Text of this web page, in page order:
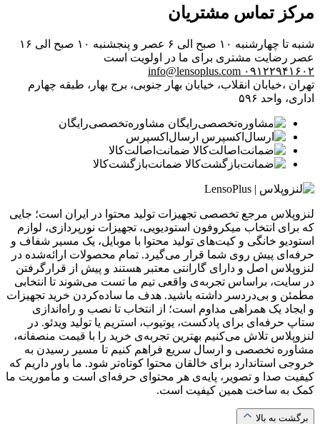
مرکز تماس مشتریان
شنبه تا چهارشنبه ۱۰ صبح الی ۶ عصر و پنجشنبه ۱۰ صبح الی ۱۶
عصر رضایت مشتری برای ما در اولویت است
۰۹۱۲۲۹۴۱۶۰۲ info@lensoplus.com
تهران ،خیابان انقلاب، خیابان بهار جنوبی، برج بهار، طبقه چهارم
اداری، واحد ۵۹۶
مشاوره‌تخصصی‌رایگان
ارسال‌اکسپرس
ضمانت‌اصالت‌کالا
ضمانت‌بازگشت‌کالا
لنزوپلاس مرجع تخصصی تجهیزات تولید محتوا در ایران است؛ جایی
که برای انتخاب میکروفون استودیویی، تجهیزات نورپردازی، لوازم
استودیو خانگی و کیت‌های تولید محتوا با موبایل، یک مسیر شفاف و
حرفه‌ای پیش روی شما قرار می‌گیرد. تمام محصولات ارائه‌شده در
لنزوپلاس اصل و دارای گارانتی معتبر هستند و پیش از قرارگرفتن
در سایت، براساس تجربه‌ی واقعی تیم ما تست می‌شوند تا انتخابی
مطمئن و بی‌دردسر داشته باشید. هدف ما ساده‌کردن خرید تجهیزات
و ایجاد یک همراهی مداوم است؛ از انتخاب تا نصب و راه‌اندازی
ستاپ حرفه‌ای برای پادکست، یوتیوب، استریم یا تولید ویدئو. در
لنزوپلاس تلاش می‌کنیم بهترین تجربه‌ی خرید را با قیمت منصفانه،
مشاوره تخصصی و ارسال سریع فراهم کنیم تا مسیر رسیدن به
خروجی استاندارد برای خالقان محتوا کوتاه‌تر شود. ما باور داریم که
کیفیت صدا و تصویر، پایه‌ی هر محتوای حرفه‌ای است و مأموریت ما
کمک به ساخت همین کیفیت است.
برگشت به بالا